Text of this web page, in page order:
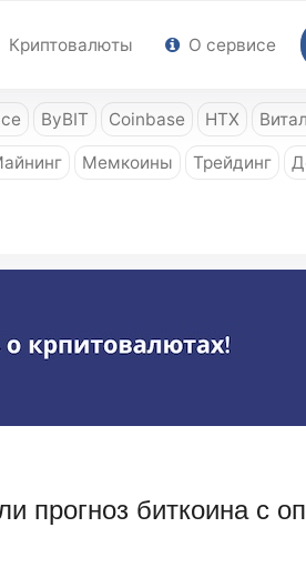
Криптовалюты О сервисе
ByBIT Coinbase HTX
Мемкоины Трейдинг
прогноз биткоина с